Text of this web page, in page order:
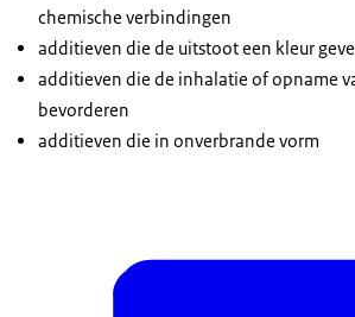
chemische verbindingen
additieven die de uitstoot een kleur
additieven die de inhalatie of opname
bevorderen
additieven die in onverbrande vorm